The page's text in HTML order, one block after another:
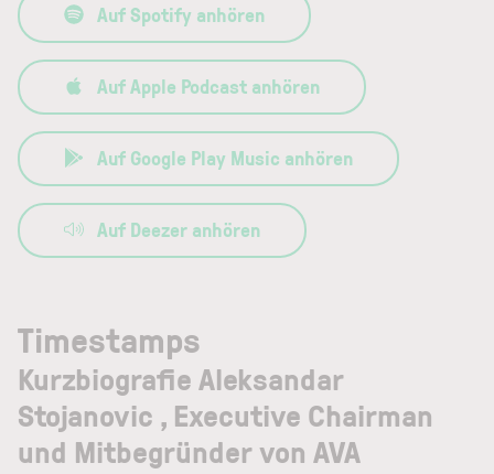
Auf Spotify anhören
Auf Apple Podcast anhören
Auf Google Play Music anhören
Auf Deezer anhören
Timestamps
Kurzbiografie Aleksandar
Stojanovic , Executive Chairman
und Mitbegründer von AVA